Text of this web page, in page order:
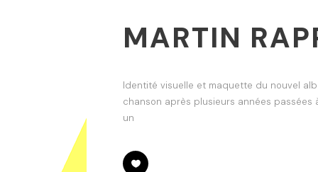
MARTIN
Identité visuelle et maquette du nouvel
chanson après plusieurs années passées
un